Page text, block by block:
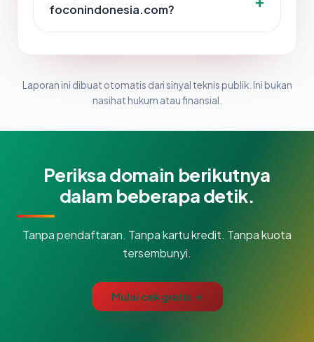
foconindonesia.com?
Laporan ini dibuat otomatis dari sinyal teknis publik. Ini bukan
nasihat hukum atau finansial.
Periksa domain berikutnya
dalam beberapa detik.
Tanpa pendaftaran. Tanpa kartu kredit. Tanpa kuota
tersembunyi.
Mulai cek gratis →